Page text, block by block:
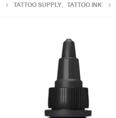
TATTOO SUPPLY, TATTOO INK